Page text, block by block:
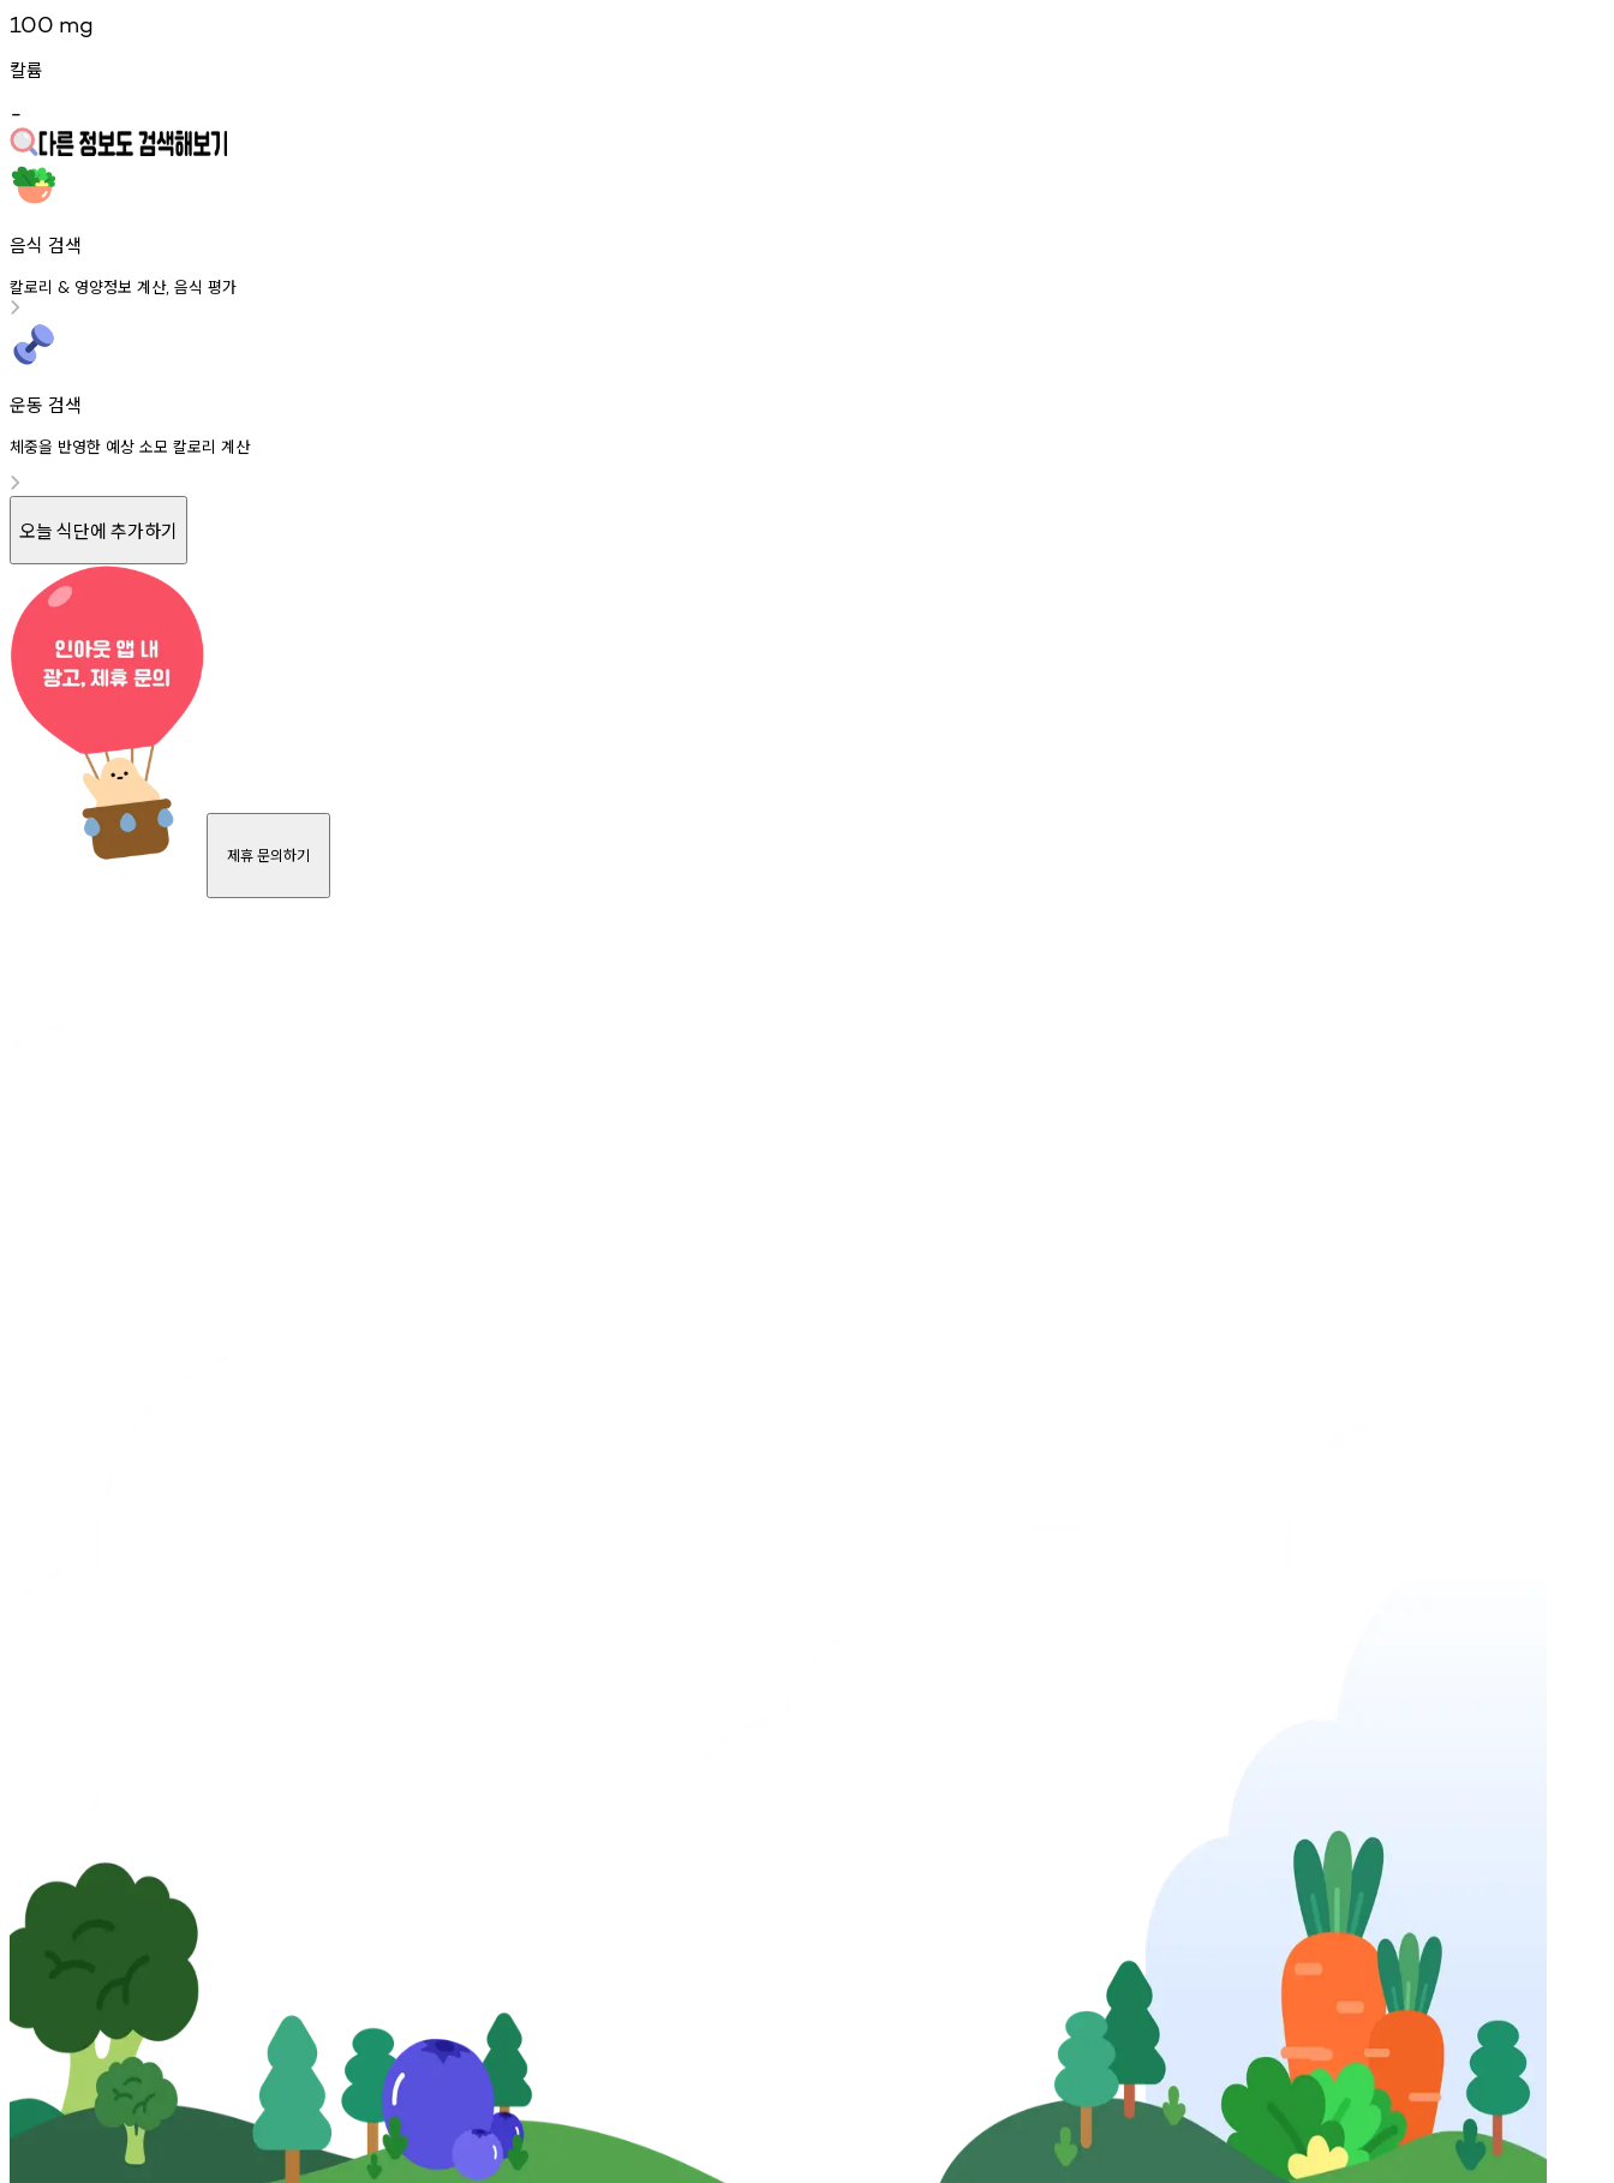
100 mg
칼륨
-
음식 검색
칼로리 & 영양정보 계산, 음식 평가
운동 검색
체중을 반영한 예상 소모 칼로리 계산
오늘 식단에 추가하기
제휴 문의하기